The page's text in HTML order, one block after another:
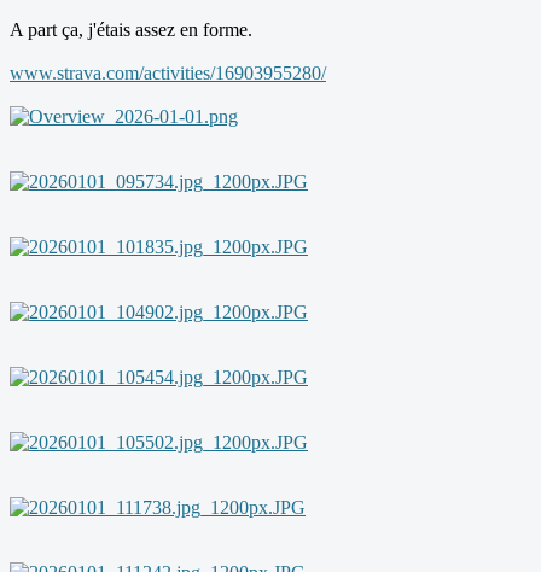
A part ça, j'étais assez en forme.
www.strava.com/activities/16903955280/